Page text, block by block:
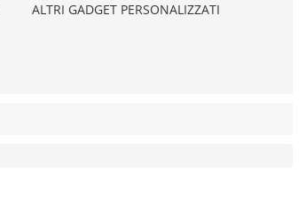
ALTRI GADGET PERSONALIZZATI